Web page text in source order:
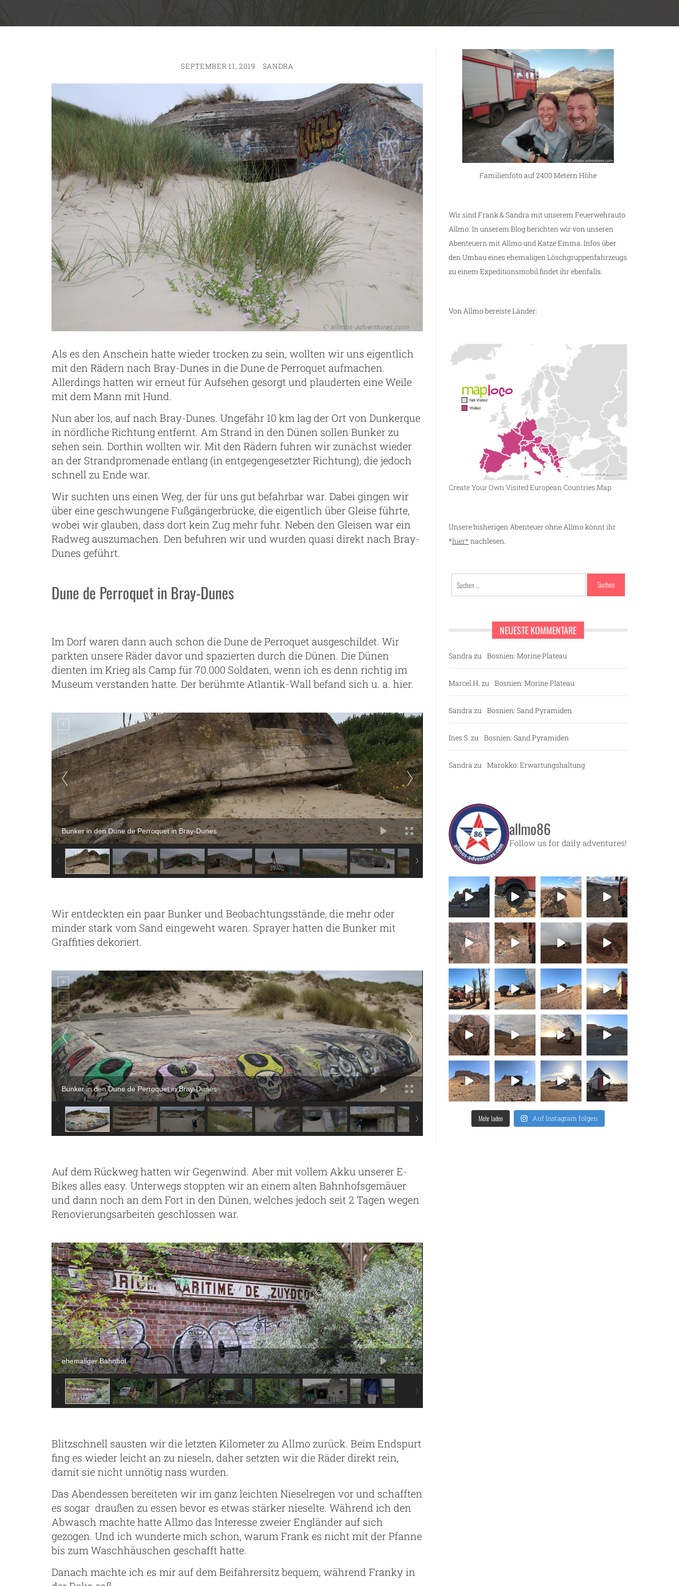
SEPTEMBER 11, 2019 SANDRA
Als es den Anschein hatte wieder trocken zu sein, wollten wir uns eigentlich
mit den Rädern nach Bray-Dunes in die Dune de Perroquet aufmachen.
Allerdings hatten wir erneut für Aufsehen gesorgt und plauderten eine Weile
mit dem Mann mit Hund.
Nun aber los, auf nach Bray-Dunes. Ungefähr 10 km lag der Ort von Dunkerque
in nördliche Richtung entfernt. Am Strand in den Dünen sollen Bunker zu
sehen sein. Dorthin wollten wir. Mit den Rädern fuhren wir zunächst wieder
an der Strandpromenade entlang (in entgegengesetzter Richtung), die jedoch
schnell zu Ende war.
Wir suchten uns einen Weg, der für uns gut befahrbar war. Dabei gingen wir
über eine geschwungene Fußgängerbrücke, die eigentlich über Gleise führte,
wobei wir glauben, dass dort kein Zug mehr fuhr. Neben den Gleisen war ein
Radweg auszumachen. Den befuhren wir und wurden quasi direkt nach Bray-
Dunes geführt.
Dune de Perroquet in Bray-Dunes
Im Dorf waren dann auch schon die Dune de Perroquet ausgeschildet. Wir
parkten unsere Räder davor und spazierten durch die Dünen. Die Dünen
dienten im Krieg als Camp für 70.000 Soldaten, wenn ich es denn richtig im
Museum verstanden hatte. Der berühmte Atlantik-Wall befand sich u. a. hier.
Bunker in den Dune de Perroquet in Bray-Dunes
Wir entdeckten ein paar Bunker und Beobachtungsstände, die mehr oder
minder stark vom Sand eingeweht waren. Sprayer hatten die Bunker mit
Graffities dekoriert.
Bunker in den Dune de Perroquet in Bray-Dunes
Auf dem Rückweg hatten wir Gegenwind. Aber mit vollem Akku unserer E-
Bikes alles easy. Unterwegs stoppten wir an einem alten Bahnhofsgemäuer
und dann noch an dem Fort in den Dünen, welches jedoch seit 2 Tagen wegen
Renovierungsarbeiten geschlossen war.
ehemaliger Bahnhof
Blitzschnell sausten wir die letzten Kilometer zu Allmo zurück. Beim Endspurt
fing es wieder leicht an zu nieseln, daher setzten wir die Räder direkt rein,
damit sie nicht unnötig nass wurden.
Das Abendessen bereiteten wir im ganz leichten Nieselregen vor und schafften
es sogar draußen zu essen bevor es etwas stärker nieselte. Während ich den
Abwasch machte hatte Allmo das Interesse zweier Engländer auf sich
gezogen. Und ich wunderte mich schon, warum Frank es nicht mit der Pfanne
bis zum Waschhäuschen geschafft hatte.
Danach machte ich es mir auf dem Beifahrersitz bequem, während Franky in
Familienfoto auf 2400 Metern Höhe
Wir sind Frank & Sandra mit unserem Feuerwehrauto
Allmo. In unserem Blog berichten wir von unseren
Abenteuern mit Allmo und Katze Emma. Infos über
den Umbau eines ehemaligen Löschgruppenfahrzeugs
zu einem Expeditionsmobil findet ihr ebenfalls.
Von Allmo bereiste Länder:
Create Your Own Visited European Countries Map
Unsere bisherigen Abenteuer ohne Allmo könnt ihr
*hier* nachlesen.
Suchen
nach:
NEUESTE KOMMENTARE
Sandra zu Bosnien: Morine Plateau
Marcel H. zu Bosnien: Morine Plateau
Sandra zu Bosnien: Sand Pyramiden
Ines S. zu Bosnien: Sand Pyramiden
Sandra zu Marokko: Erwartungshaltung
allmo86
Follow us for daily adventures!
Mehr laden Auf Instagram folgen